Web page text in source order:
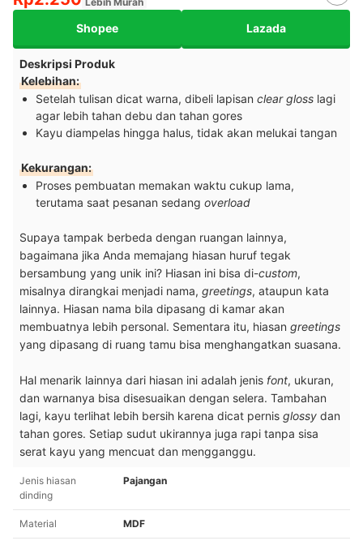
Shopee Lazada
Deskripsi Produk
Kelebihan:
Setelah tulisan dicat warna, dibeli lapisan clear gloss lagi
agar lebih tahan debu dan tahan gores
Kayu diampelas hingga halus, tidak akan melukai tangan
Kekurangan:
Proses pembuatan memakan waktu cukup lama,
terutama saat pesanan sedang overload
Supaya tampak berbeda dengan ruangan lainnya,
bagaimana jika Anda memajang hiasan huruf tegak
bersambung yang unik ini? Hiasan ini bisa di-custom,
misalnya dirangkai menjadi nama, greetings, ataupun kata
lainnya. Hiasan nama bila dipasang di kamar akan
membuatnya lebih personal. Sementara itu, hiasan greetings
yang dipasang di ruang tamu bisa menghangatkan suasana.
Hal menarik lainnya dari hiasan ini adalah jenis font, ukuran,
dan warnanya bisa disesuaikan dengan selera. Tambahan
lagi, kayu terlihat lebih bersih karena dicat pernis glossy dan
tahan gores. Setiap sudut ukirannya juga rapi tanpa sisa
serat kayu yang mencuat dan mengganggu.
Jenis hiasan
dinding
Pajangan
Material MDF